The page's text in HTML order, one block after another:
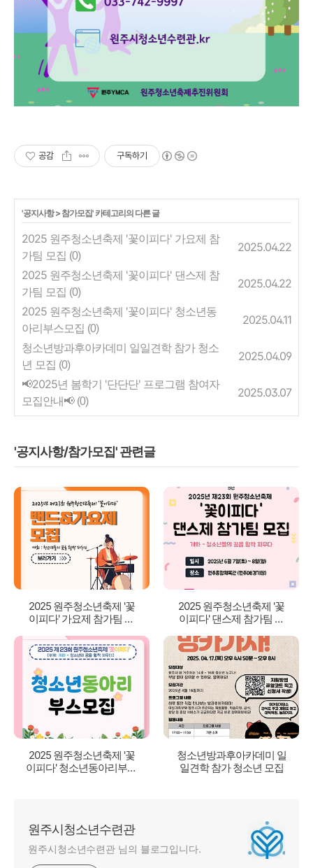
공감 구독하기
'공지사항> 참가모집' 카테고리의 다른 글
2025 원주청소년축제 '꽃이피다' 가요제 참
가팀 모집 (0)
2025.04.22
2025 원주청소년축제 '꽃이피다' 댄스제 참
가팀 모집 (0)
2025.04.22
2025 원주청소년축제 '꽃이피다' 청소년동
아리부스모집 (0)
2025.04.11
청소년방과후아카데미 일일견학 참가 청소
년 모집 (0)
2025.04.09
📢2025년 봄학기 '단단단' 프로그램 참여자
모집안내📢 (0)
2025.03.07
'공지사항/참가모집' 관련글
2025 원주청소년축제 '꽃
이피다' 가요제 참가팀 모
2025 원주청소년축제 '꽃
이피다' 댄스제 참가팀 모
2025 원주청소년축제 '꽃
이피다' 청소년동아리부스
청소년방과후아카데미 일
일견학 참가 청소년 모집
원주시청소년수련관
원주시청소년수련관 님의 블로그입니다.